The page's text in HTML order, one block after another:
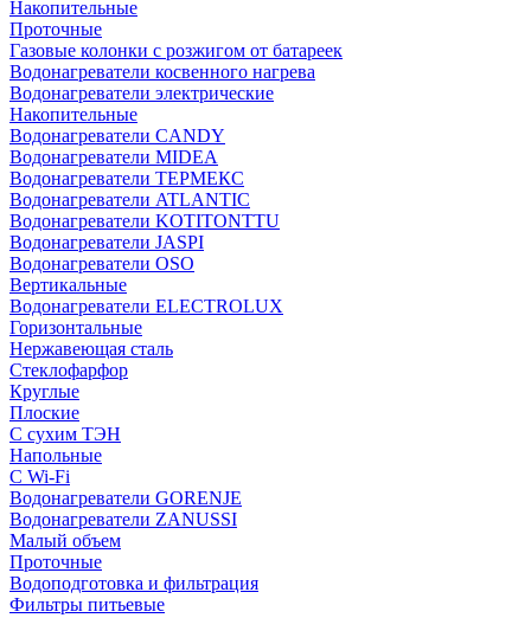
Накопительные
Проточные
Газовые колонки с розжигом от батареек
Водонагреватели косвенного нагрева
Водонагреватели электрические
Накопительные
Водонагреватели CANDY
Водонагреватели MIDEA
Водонагреватели ТЕРМЕКС
Водонагреватели ATLANTIC
Водонагреватели KOTITONTTU
Водонагреватели JASPI
Водонагреватели OSO
Вертикальные
Водонагреватели ELECTROLUX
Горизонтальные
Нержавеющая сталь
Стеклофарфор
Круглые
Плоские
С сухим ТЭН
Напольные
С Wi-Fi
Водонагреватели GORENJE
Водонагреватели ZANUSSI
Малый объем
Проточные
Водоподготовка и фильтрация
Фильтры питьевые